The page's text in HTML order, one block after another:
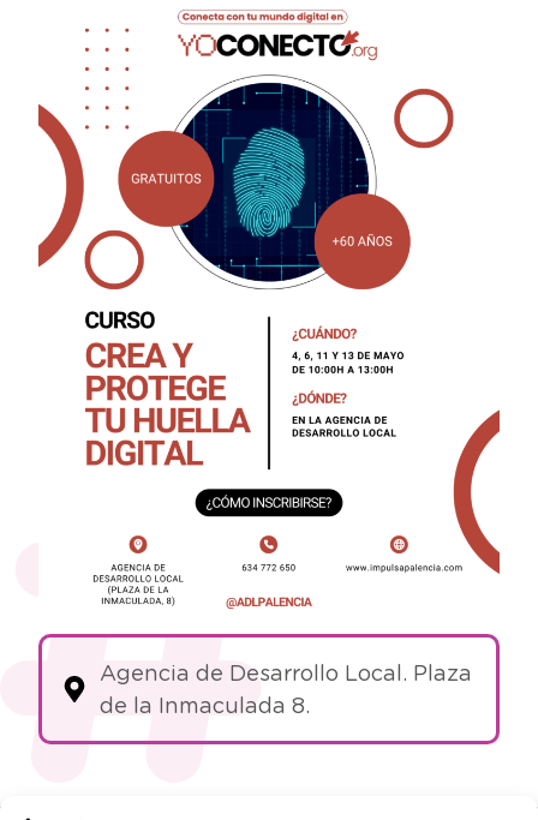
Agencia de Desarrollo Local. Plaza
de la Inmaculada 8.